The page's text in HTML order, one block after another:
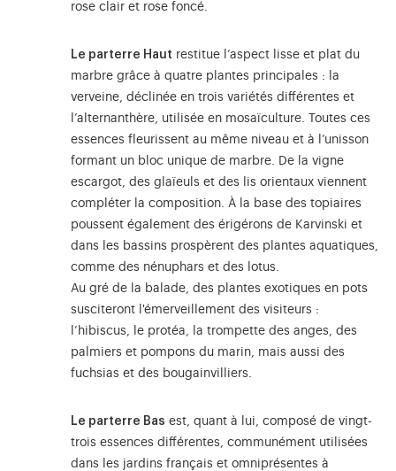
rose clair et rose foncé.
Le parterre Haut restitue l’aspect lisse et plat du
marbre grâce à quatre plantes principales : la
verveine, déclinée en trois variétés différentes et
l’alternanthère, utilisée en mosaïculture. Toutes ces
essences fleurissent au même niveau et à l’unisson
formant un bloc unique de marbre. De la vigne
escargot, des glaïeuls et des lis orientaux viennent
compléter la composition. À la base des topiaires
poussent également des érigérons de Karvinski et
dans les bassins prospèrent des plantes aquatiques,
comme des nénuphars et des lotus.
Au gré de la balade, des plantes exotiques en pots
susciteront l'émerveillement des visiteurs :
l’hibiscus, le protéa, la trompette des anges, des
palmiers et pompons du marin, mais aussi des
fuchsias et des bougainvilliers.
Le parterre Bas est, quant à lui, composé de vingt-
trois essences différentes, communément utilisées
dans les jardins français et omniprésentes à